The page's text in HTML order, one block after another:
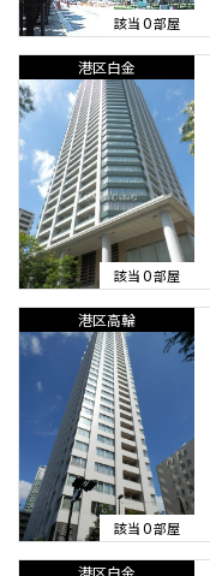
該当0部屋
港区白金
該当0部屋
港区高輪
該当0部屋